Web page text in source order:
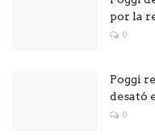
por la
0
Poggi
desató
0